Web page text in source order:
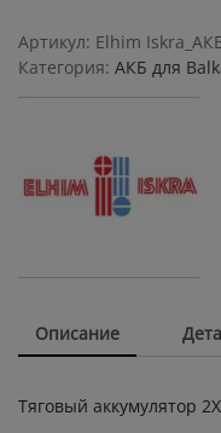
Артикул: Elhim
Категория: АКБ для
Описание
Тяговый аккумулятор